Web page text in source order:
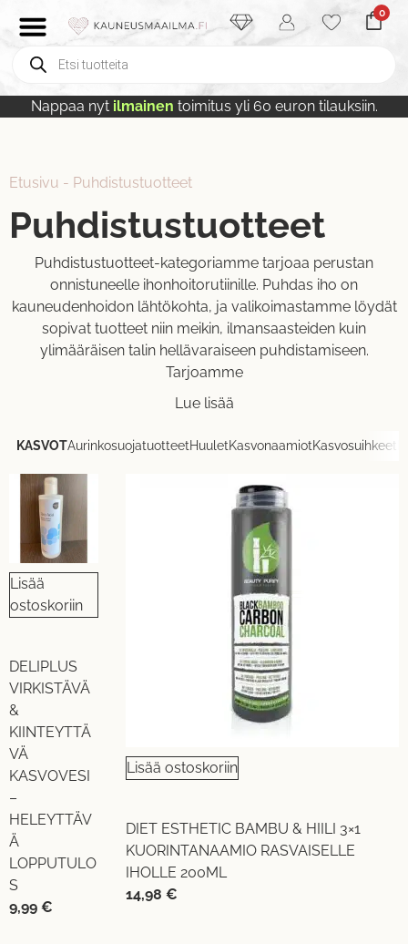
0
Nappaa nyt ilmainen toimitus yli 60 euron tilauksiin.
Etusivu - Puhdistustuotteet
Puhdistustuotteet
Puhdistustuotteet-kategoriamme tarjoaa perustan
onnistuneelle ihonhoitorutiinille. Puhdas iho on
kauneudenhoidon lähtökohta, ja valikoimastamme löydät
sopivat tuotteet niin meikin, ilmansaasteiden kuin
ylimääräisen talin hellävaraiseen puhdistamiseen.
Tarjoamme
Lue lisää
KASVOTAurinkosuojatuotteetHuuletKasvonaamiotKasvosuihkeet
Lisää
ostoskoriin
DELIPLUS
VIRKISTÄVÄ
&
KIINTEYTTÄ
VÄ
KASVOVESI
–
HELEYTTÄV
Ä
LOPPUTULO
S
9,99 €
Lisää ostoskoriin
DIET ESTHETIC BAMBU & HIILI 3×1
KUORINTANAAMIO RASVAISELLE
IHOLLE 200ML
14,98 €